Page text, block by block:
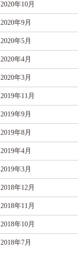
2020年10月
2020年9月
2020年5月
2020年4月
2020年3月
2019年11月
2019年9月
2019年8月
2019年4月
2019年3月
2018年12月
2018年11月
2018年10月
2018年7月